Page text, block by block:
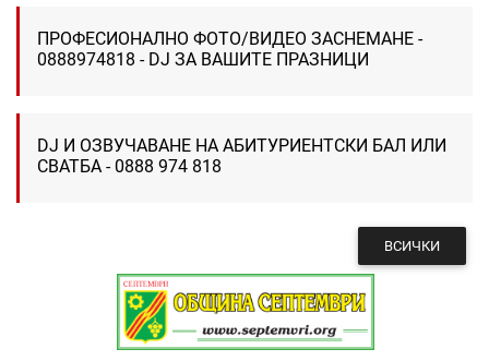
ПРОФЕСИОНАЛНО ФОТО/ВИДЕО ЗАСНЕМАНЕ -
0888974818 - DJ ЗА ВАШИТЕ ПРАЗНИЦИ
DJ И ОЗВУЧАВАНЕ НА АБИТУРИЕНТСКИ БАЛ ИЛИ
СВАТБА - 0888 974 818
ВСИЧКИ